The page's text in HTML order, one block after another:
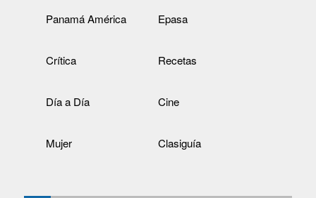
Panamá América Epasa
Crítica Recetas
Día a Día Cine
Mujer Clasiguía